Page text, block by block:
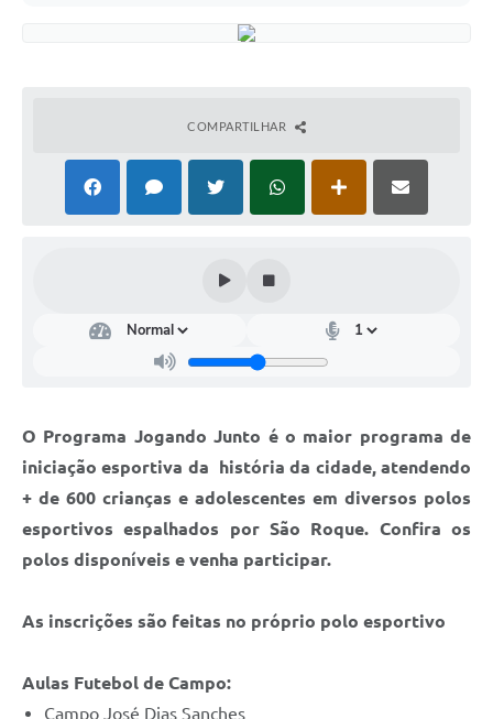
Audiência Pública
Central de Serviço
Contas Públicas
Creches
Cronograma coleta de lixo e seletiva
Biblioteca
Bancos conveniados e serviços disponíveis
COMPARTILHAR
O Programa Jogando Junto é o maior programa de
iniciação esportiva da história da cidade, atendendo
+ de 600 crianças e adolescentes em diversos polos
esportivos espalhados por São Roque. Confira os
polos disponíveis e venha participar.
As inscrições são feitas no próprio polo esportivo
Aulas Futebol de Campo:
Campo José Dias Sanches